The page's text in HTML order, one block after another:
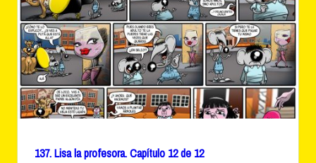
137. Lisa la profesora. Capítulo 12 de 12